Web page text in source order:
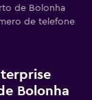
de Bolonha
de telefone
Bolonha